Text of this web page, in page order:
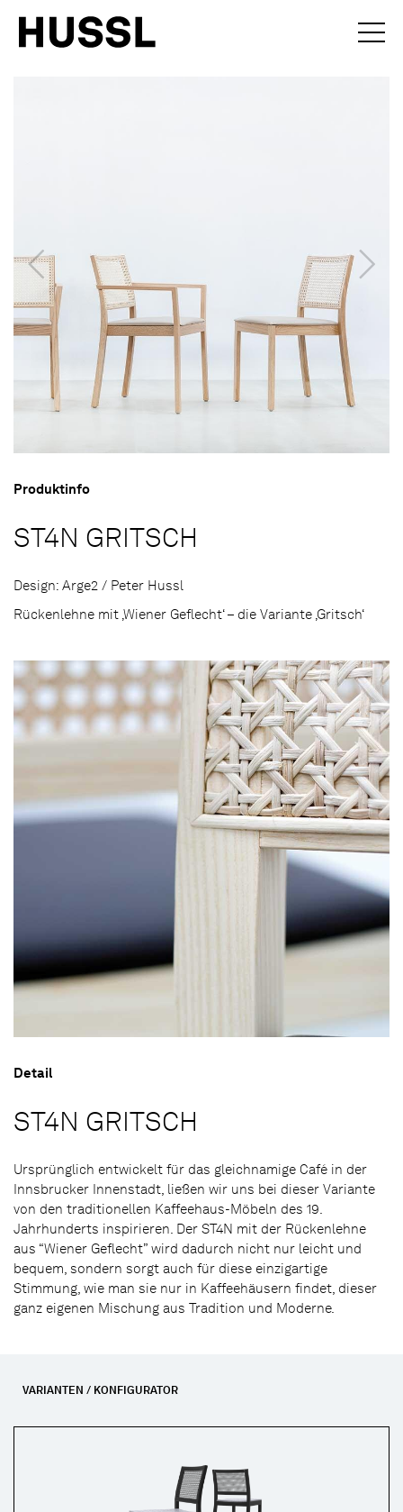
Produktinfo
ST4N GRITSCH
Design: Arge2 / Peter Hussl
Rückenlehne mit ‚Wiener Geflecht‘ – die Variante ‚Gritsch‘
Detail
ST4N GRITSCH
Ursprünglich entwickelt für das gleichnamige Café in der
Innsbrucker Innenstadt, ließen wir uns bei dieser Variante
von den traditionellen Kaffeehaus-Möbeln des 19.
Jahrhunderts inspirieren. Der ST4N mit der Rückenlehne
aus “Wiener Geflecht” wird dadurch nicht nur leicht und
bequem, sondern sorgt auch für diese einzigartige
Stimmung, wie man sie nur in Kaffeehäusern findet, dieser
ganz eigenen Mischung aus Tradition und Moderne.
VARIANTEN / KONFIGURATOR